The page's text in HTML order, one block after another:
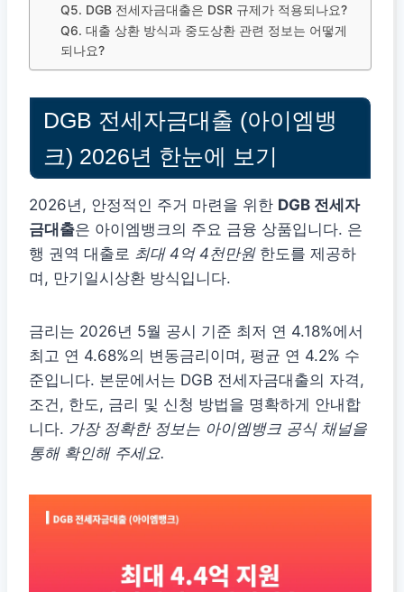
Q5. DGB 전세자금대출은 DSR 규제가 적용되나요?
Q6. 대출 상환 방식과 중도상환 관련 정보는 어떻게
되나요?
DGB 전세자금대출 (아이엠뱅
크) 2026년 한눈에 보기
2026년, 안정적인 주거 마련을 위한 DGB 전세자
금대출은 아이엠뱅크의 주요 금융 상품입니다. 은
행 권역 대출로 최대 4억 4천만원한도를 제공하
며, 만기일시상환 방식입니다.
금리는 2026년 5월 공시 기준 최저 연 4.18%에서
최고 연 4.68%의 변동금리이며, 평균 연 4.2% 수
준입니다. 본문에서는 DGB 전세자금대출의 자격,
조건, 한도, 금리 및 신청 방법을 명확하게 안내합
니다. 가장 정확한 정보는 아이엠뱅크 공식 채널을
통해 확인해 주세요.